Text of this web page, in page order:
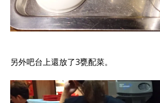
另外吧台上還放了3甕配菜。